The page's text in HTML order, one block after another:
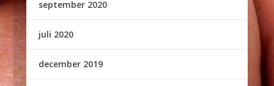
september 2020
juli 2020
december 2019